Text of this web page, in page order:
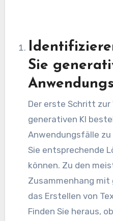
Sie
Der erste Schritt zur Weiterentwicklung der
generativen KI
Anwendungsfälle
Sie entsprechende
können. Zu den
Zusammenhang mit
das Erstellen von
Finden Sie heraus,